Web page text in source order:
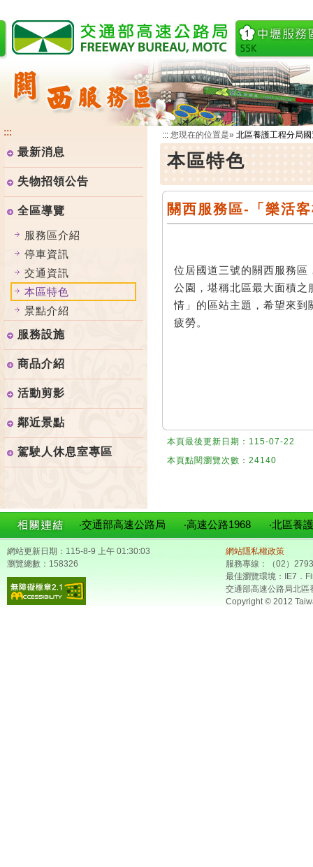
到
:::
最新消息
失物招領公告
全區導覽
服務區介紹
停車資訊
交通資訊
本區特色
景點介紹
服務設施
商品介紹
活動剪影
鄰近景點
駕駛人休息室專區
::: 您現在的位置是» 北區養護工程分局
本區特色
關西服務區-「樂活
位居國道三號的關西服務
公園，堪稱北區最大面積之
情」的區站主題，希望來
疲勞。
本頁最後更新日期：115-07-22
本頁點閱瀏覽次數：24140
‧交通部高速公路局 ‧高速公路1968 ‧北區養
網站更新日期：115-8-9 上午 01:30:03
瀏覽總數：158326
網站隱私權政策
服務專線：（02）
最佳瀏覽環境：IE7．
交通部高速公路局北區
Copyright © 2012